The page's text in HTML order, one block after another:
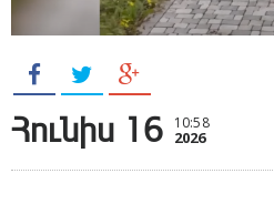
Հունիս 16 10:58
2026